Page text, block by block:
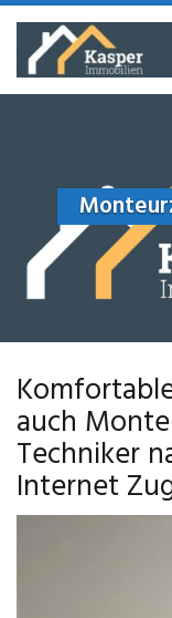
Skip
main
auch
Techniker
Internet